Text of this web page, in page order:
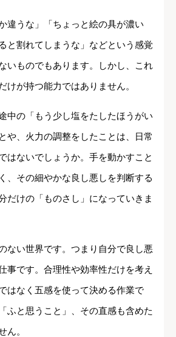
違うな」「ちょっと絵の具が濃い
と割れてしまうな」などという感覚
いものでもあります。しかし、これ
けが持つ能力ではありません。
中の「もう少し塩をたしたほうがい
や、火力の調整をしたことは、日常
はないでしょうか。手を動かすこと
、その細やかな良し悪しを判断する
だけの「ものさし」になっていきま
ない世界です。つまり自分で良し悪
事です。合理性や効率性だけを考え
はなく五感を使って決める作業で
ふと思うこと」、その直感も含めた
ん。